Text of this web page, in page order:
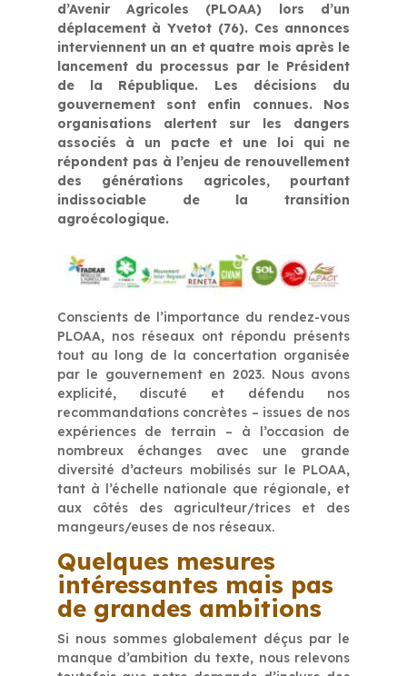
d’Avenir Agricoles (PLOAA) lors d’un
déplacement à Yvetot (76). Ces annonces
interviennent un an et quatre mois après le
lancement du processus par le Président
de la République. Les décisions du
gouvernement sont enfin connues. Nos
organisations alertent sur les dangers
associés à un pacte et une loi qui ne
répondent pas à l’enjeu de renouvellement
des générations agricoles, pourtant
indissociable de la transition
agroécologique.
Conscients de l’importance du rendez-vous
PLOAA, nos réseaux ont répondu présents
tout au long de la concertation organisée
par le gouvernement en 2023. Nous avons
explicité, discuté et défendu nos
recommandations concrètes – issues de nos
expériences de terrain – à l’occasion de
nombreux échanges avec une grande
diversité d’acteurs mobilisés sur le PLOAA,
tant à l’échelle nationale que régionale, et
aux côtés des agriculteur/trices et des
mangeurs/euses de nos réseaux.
Quelques mesures
intéressantes mais pas
de grandes ambitions
Si nous sommes globalement déçus par le
manque d’ambition du texte, nous relevons